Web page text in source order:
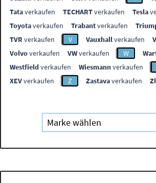
Tataverkaufen TECHARTverkaufen Tesla
Toyotaverkaufen Trabantverkaufen
TVR verkaufen V Vauxhallverkaufen
Volvoverkaufen VWverkaufen W
Westfieldverkaufen Wiesmannverkaufen
XEVverkaufen Z Zastavaverkaufen